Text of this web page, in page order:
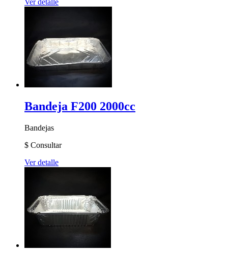
Ver detalle
Bandeja F200 2000cc
Bandejas
$ Consultar
Ver detalle